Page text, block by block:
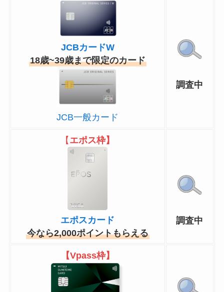
JCBカードW
18歳~39歳まで限定のカード
JCB一般カード
調査中
【 エポス枠】
エポスカード
今なら2,000ポイントもらえる
調査中
【Vpass枠】